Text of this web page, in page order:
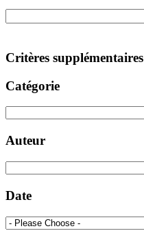
Critères supplémentaires
Catégorie
Auteur
Date